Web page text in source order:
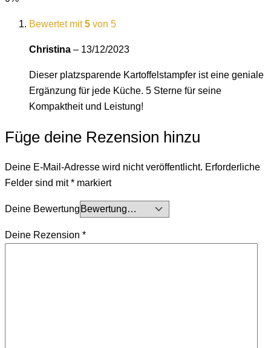
Bewertet mit5 von 5
Christina – 13/12/2023
Dieser platzsparende Kartoffelstampfer ist eine geniale
Ergänzung für jede Küche. 5 Sterne für seine
Kompaktheit und Leistung!
Füge deine Rezension hinzu
Deine E-Mail-Adresse wird nicht veröffentlicht. Erforderliche
Felder sind mit* markiert
Deine Bewertung
Deine Rezension *